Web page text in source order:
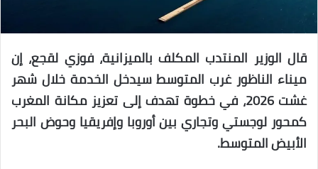
قال الوزير المنتدب المكلف بالميزانية، فوزي لقجع، إن
ميناء الناظور غرب المتوسط سيدخل الخدمة خلال شهر
غشت 2026، في خطوة تهدف إلى تعزيز مكانة المغرب
كمحور لوجستي وتجاري بين أوروبا وإفريقيا وحوض البحر
الأبيض المتوسط.